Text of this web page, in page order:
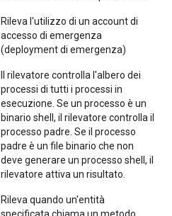
Rileva l'utilizzo di un account di
accesso di emergenza
(deployment di emergenza)
Il rilevatore controlla l'albero dei
processi di tutti i processi in
esecuzione. Se un processo è un
binario shell, il rilevatore controlla il
processo padre. Se il processo
padre è un file binario che non
deve generare un processo shell, il
rilevatore attiva un risultato.
Rileva quando un'entità